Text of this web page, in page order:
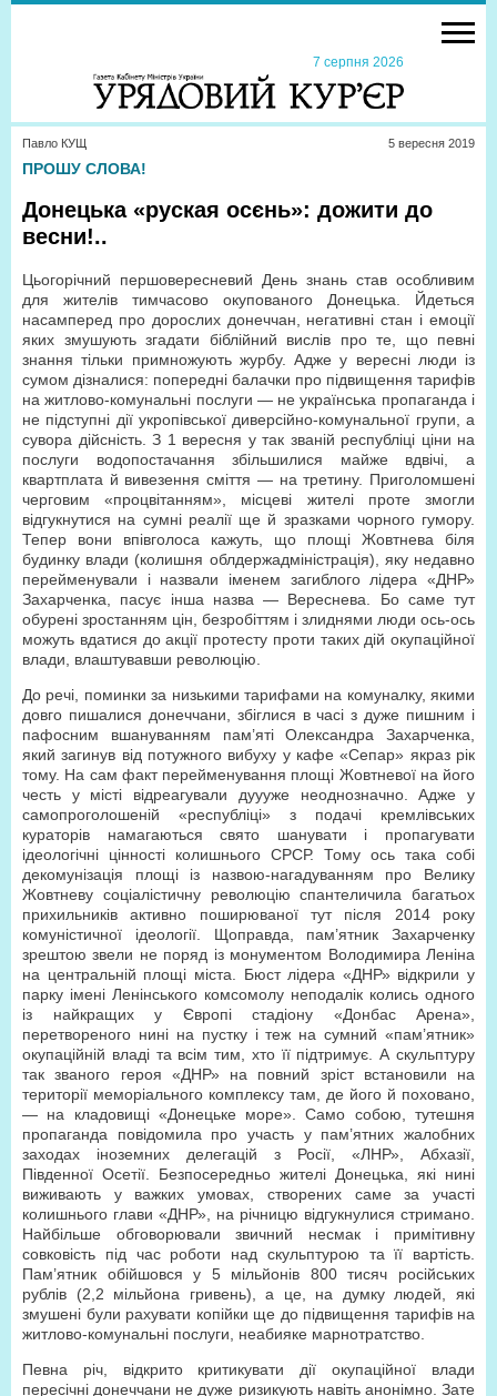
7 серпня 2026
Павло КУЩ 5 вересня 2019
ПРОШУ СЛОВА!
Донецька «руская осєнь»: дожити до
весни!..
Цьогорічний першовересневий День знань став особливим
для жителів тимчасово окупованого Донецька. Йдеться
насамперед про дорослих донеччан, негативні стан і емоції
яких змушують згадати біблійний вислів про те, що певні
знання тільки примножують журбу. Адже у вересні люди із
сумом дізналися: попередні балачки про підвищення тарифів
на житлово-комунальні послуги — не українська пропаганда і
не підступні дії укропівської диверсійно-комунальної групи, а
сувора дійсність. З 1 вересня у так званій республіці ціни на
послуги водопостачання збільшилися майже вдвічі, а
квартплата й вивезення сміття — на третину. Приголомшені
черговим «процвітанням», місцеві жителі проте змогли
відгукнутися на сумні реалії ще й зразками чорного гумору.
Тепер вони впівголоса кажуть, що площі Жовтнева біля
будинку влади (колишня облдержадміністрація), яку недавно
перейменували і назвали іменем загиблого лідера «ДНР»
Захарченка, пасує інша назва — Вереснева. Бо саме тут
обурені зростанням цін, безробіттям і злиднями люди ось-ось
можуть вдатися до акції протесту проти таких дій окупаційної
влади, влаштувавши революцію.
До речі, поминки за низькими тарифами на комуналку, якими
довго пишалися донеччани, збіглися в часі з дуже пишним і
пафосним вшануванням пам’яті Олександра Захарченка,
який загинув від потужного вибуху у кафе «Сепар» якраз рік
тому. На сам факт перейменування площі Жовтневої на його
честь у місті відреагували дуууже неоднозначно. Адже у
самопроголошеній «республіці» з подачі кремлівських
кураторів намагаються свято шанувати і пропагувати
ідеологічні цінності колишнього СРСР. Тому ось така собі
декомунізація площі із назвою-нагадуванням про Велику
Жовтневу соціалістичну революцію спантеличила багатьох
прихильників активно поширюваної тут після 2014 року
комуністичної ідеології. Щоправда, пам’ятник Захарченку
зрештою звели не поряд із монументом Володимира Леніна
на центральній площі міста. Бюст лідера «ДНР» відкрили у
парку імені Ленінського комсомолу неподалік колись одного
із найкращих у Європі стадіону «Донбас Арена»,
перетвореного нині на пустку і теж на сумний «пам’ятник»
окупаційній владі та всім тим, хто її підтримує. А скульптуру
так званого героя «ДНР» на повний зріст встановили на
території меморіального комплексу там, де його й поховано,
— на кладовищі «Донецьке море». Само собою, тутешня
пропаганда повідомила про участь у пам’ятних жалобних
заходах іноземних делегацій з Росії, «ЛНР», Абхазії,
Південної Осетії. Безпосередньо жителі Донецька, які нині
виживають у важких умовах, створених саме за участі
колишнього глави «ДНР», на річницю відгукнулися стримано.
Найбільше обговорювали звичний несмак і примітивну
совковість під час роботи над скульптурою та її вартість.
Пам’ятник обійшовся у 5 мільйонів 800 тисяч російських
рублів (2,2 мільйона гривень), а це, на думку людей, які
змушені були рахувати копійки ще до підвищення тарифів на
житлово-комунальні послуги, неабияке марнотратство.
Певна річ, відкрито критикувати дії окупаційної влади
пересічні донеччани не дуже ризикують навіть анонімно. Зате